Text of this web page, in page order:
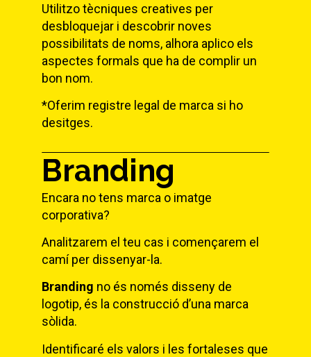
Utilitzo tècniques creatives per
desbloquejar i descobrir noves
possibilitats de noms, alhora aplico els
aspectes formals que ha de complir un
bon nom.
*Oferim registre legal de marca si ho
desitges.
Branding
Encara no tens marca o imatge
corporativa?
Analitzarem el teu cas i començarem el
camí per dissenyar-la.
Branding no és només disseny de
logotip, és la construcció d’una marca
sòlida.
Identificaré els valors i les fortaleses que